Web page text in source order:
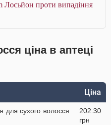
Лосьйон проти випадіння
ціна в аптеці
Ціна
сухого волосся
202.30
грн